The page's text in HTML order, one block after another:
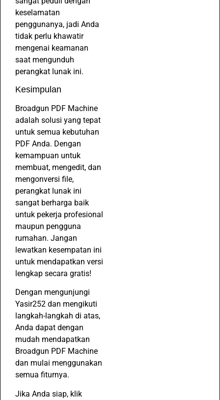
keselamatan
penggunanya, jadi Anda
tidak perlu khawatir
mengenai keamanan
saat mengunduh
perangkat lunak ini.
Kesimpulan
Broadgun PDF Machine
adalah solusi yang tepat
untuk semua kebutuhan
PDF Anda. Dengan
kemampuan untuk
membuat, mengedit, dan
mengonversi file,
perangkat lunak ini
sangat berharga baik
untuk pekerja profesional
maupun pengguna
rumahan. Jangan
lewatkan kesempatan ini
untuk mendapatkan versi
lengkap secara gratis!
Dengan mengunjungi
Yasir252 dan mengikuti
langkah-langkah di atas,
Anda dapat dengan
mudah mendapatkan
Broadgun PDF Machine
dan mulai menggunakan
semua fiturnya.
Jika Anda siap, klik